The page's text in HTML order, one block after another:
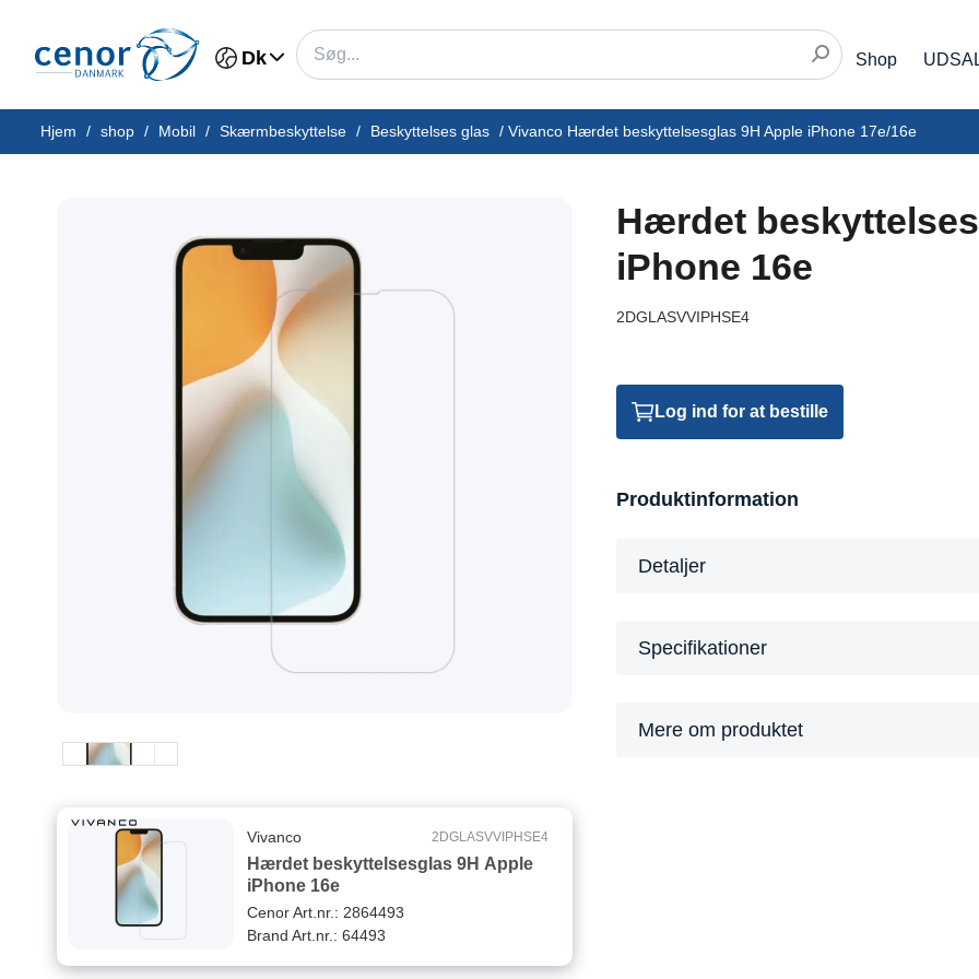
Dk Shop
Hjem / shop / Mobil / Skærmbeskyttelse / Beskyttelses glas / Vivanco Hærdet beskyttelsesglas 9H Apple iPhone 17e/16e
2DGLASVVIPHSE4
Hærdet beskyttelsesglas 9H Apple
iPhone 16e
Vivanco
Cenor Art.nr.: 2864493
Brand Art.nr.: 64493
Hærdet
iPhone 16e
2DGLASVVIPHSE4
Log ind for at bestille
Produktinformation
Detaljer
Specifikationer
Mere om produktet